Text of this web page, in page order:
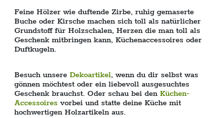
Feine Hölzer wie duftende Zirbe, ruhig gemaserte
Buche oder Kirsche machen sich toll als natürlicher
Grundstoff für Holzschalen, Herzen die man toll als
Geschenk mitbringen kann, Küchenaccessoires oder
Duftkugeln.
Besuch unsere Dekoartikel, wenn du dir selbst was
gönnen möchtest oder ein liebevoll ausgesuchtes
Geschenk brauchst. Oder schau bei den Küchen-
Accessoires vorbei und statte deine Küche mit
hochwertigen Holzartikeln aus.